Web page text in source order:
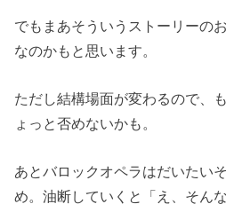
でもまあそういうストーリーの
なのかもと思います。
ただし結構場面が変わるので、
ょっと否めないかも。
あとバロックオペラはだいたい
め。油断していくと「え、そん